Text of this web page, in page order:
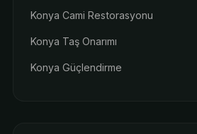
Konya Cami Restorasyonu
Konya Taş Onarımı
Konya Güçlendirme